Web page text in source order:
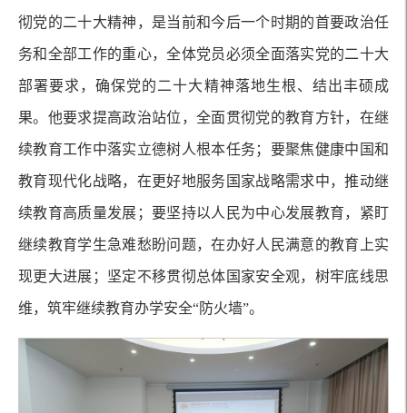
彻党的二十大精神，是当前和今后一个时期的首要政治任
务和全部工作的重心，全体党员必须全面落实党的二十大
部署要求，确保党的二十大精神落地生根、结出丰硕成
果。他要求提高政治站位，全面贯彻党的教育方针，在继
续教育工作中落实立德树人根本任务；要聚焦健康中国和
教育现代化战略，在更好地服务国家战略需求中，推动继
续教育高质量发展；要坚持以人民为中心发展教育，紧盯
继续教育学生急难愁盼问题，在办好人民满意的教育上实
现更大进展；坚定不移贯彻总体国家安全观，树牢底线思
维，筑牢继续教育办学安全“防火墙”。